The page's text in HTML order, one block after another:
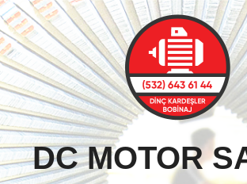
Skip
to
content
DC MOTOR